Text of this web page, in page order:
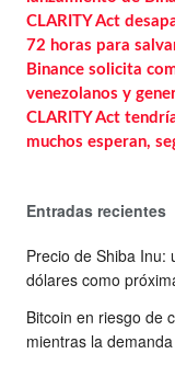
CLARITY Act
72 horas para
Binance solicita
venezolanos y
CLARITY Act
muchos esperan,
Entradas recientes
Precio de Shiba Inu:
dólares como
Bitcoin en riesgo de
mientras la